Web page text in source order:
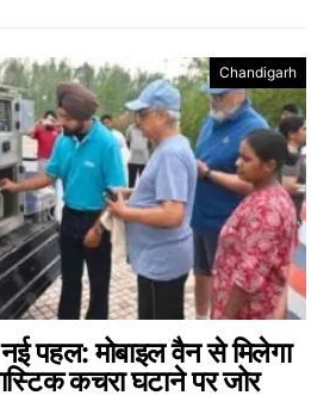
Chandigarh
नई पहल: मोबाइल वैन से मिलेगा
कचरा घटाने पर जोर